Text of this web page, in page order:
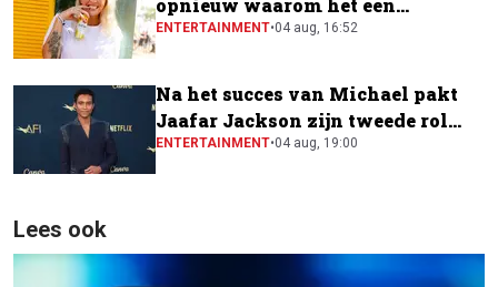
opnieuw waarom het een
festivalfavoriet is
ENTERTAINMENT•04 aug, 16:52
Na het succes van Michael pakt
Jaafar Jackson zijn tweede rol
naast Will Smith
ENTERTAINMENT•04 aug, 19:00
Lees ook